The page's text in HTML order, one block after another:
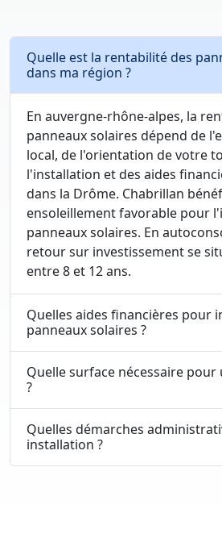
Quelle est la rentabilité des
dans ma région ?
En auvergne-rhône-alpes, la
panneaux solaires dépend de
local, de l'orientation de votre
l'installation et des aides
dans la Drôme. Chabrillan
ensoleillement favorable pour
panneaux solaires. En
retour sur investissement se
entre 8 et 12 ans.
Quelles aides financières pour
panneaux solaires ?
Quelle surface nécessaire
?
Quelles démarches
installation ?